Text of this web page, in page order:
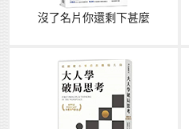
沒了名片你還剩下甚麼